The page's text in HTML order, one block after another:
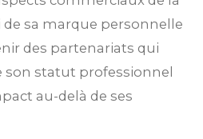
sa marque personnelle
des partenariats qui
son statut professionnel
au-delà de ses